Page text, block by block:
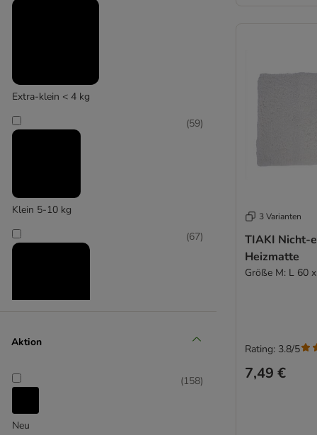
Lionto
Extra-klein < 4 kg
Klein 5-10 kg
(59)
(67)
Aktion
Neu
(158)
3 Varianten
TIAKI Nicht-
Heizmatte
Größe M: L 60
7,49 €
Rating: 3.8/5